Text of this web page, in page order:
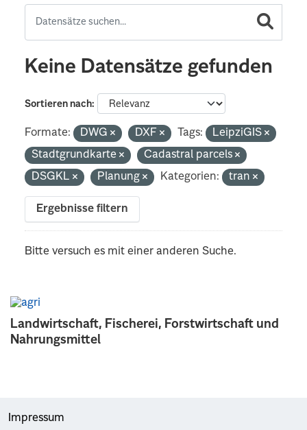
Landwirtschaft, Fischerei, Forstwirtschaft und
Nahrungsmittel
Keine Datensätze gefunden
Sortieren nach
Formate: DWG DXF Tags:
LeipziGIS
Stadtgrundkarte
Cadastral parcels
DSGKL
Planung Kategorien: tran
Ergebnisse filtern
Bitte versuch es mit einer anderen Suche.
Impressum